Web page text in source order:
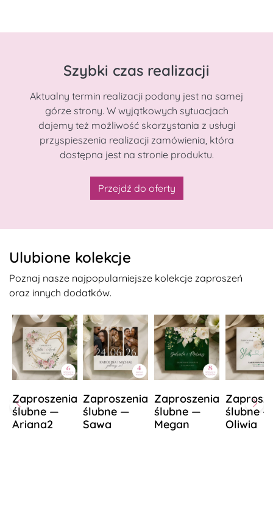
Szybki czas realizacji
Aktualny termin realizacji podany jest na samej
górze strony. W wyjątkowych sytuacjach
dajemy też możliwość skorzystania z usługi
przyspieszenia realizacji zamówienia, która
dostępna jest na stronie produktu.
Przejdź do oferty
Ulubione kolekcje
Poznaj nasze najpopularniejsze kolekcje zaproszeń
oraz innych dodatków.
Zaproszenia
ślubne —
Ariana2
Zaproszenia
ślubne —
Sawa
Zaproszenia
ślubne —
Megan
ślubne —
Oliwia